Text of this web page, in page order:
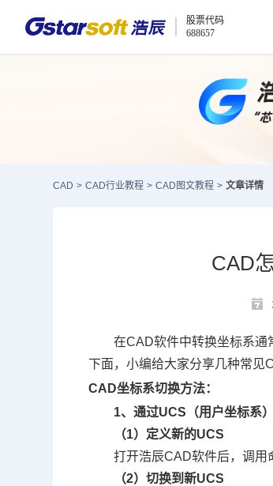
股票代码
688657
CAD > CAD行业教程 > CAD图文教程 > 文章详情
CAD
在CAD软件中转换坐标系通
下面，小编给大家分享几种常见
CAD坐标系切换方法：
1、通过UCS（用户坐标系
（1）定义新的UCS
打开浩辰CAD软件后，调用
（2）切换到新UCS